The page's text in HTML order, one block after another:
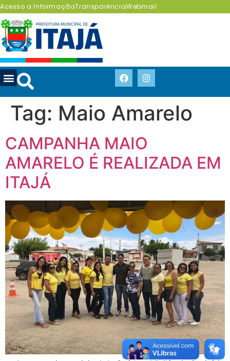
Acesso a InformaçãoTransparênciaWebmail
Tag: Maio Amarelo
CAMPANHA MAIO
AMARELO É REALIZADA EM
ITAJÁ